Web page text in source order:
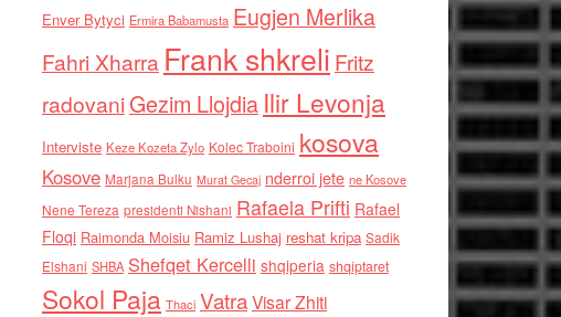
Enver Bytyci Ermira Babamusta Eugjen Merlika
Fahri Xharra Frank shkreli Fritz
radovaniGezim Llojdia Ilir Levonja
Interviste Keze Kozeta Zylo Kolec Traboini kosova
Kosove Marjana Bulku Murat Gecaj nderroi jete ne Kosove
Nene Tereza presidenti Nishani Rafaela Prifti Rafael
Floqi Raimonda Moisiu Ramiz Lushaj reshat kripa Sadik
Elshani SHBA Shefqet Kercelli shqiperia shqiptaret
Sokol Paja Thaci VatraVisar Zhiti